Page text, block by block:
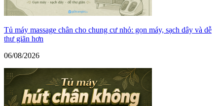
Tủ máy massage chân cho chung cư nhỏ: gọn máy, sạch dây và dễ
thư giãn hơn
06/08/2026